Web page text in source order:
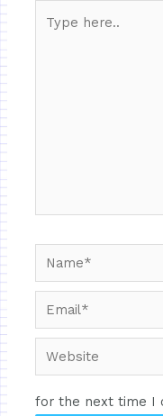
for the next time I